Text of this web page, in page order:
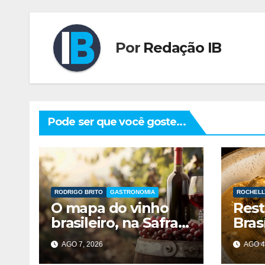
Por Redação IB
Pode ser que você goste...
GASTRONOMIA
RODRIGO BRITO
O mapa do vinho
brasileiro, na Safra
2026, ficou ainda
maior
AGO 7, 2026 AGO